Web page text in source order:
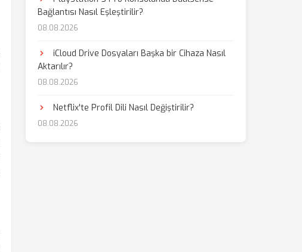
Bağlantısı Nasıl Eşleştirilir?
08.08.2026
iCloud Drive Dosyaları Başka bir Cihaza Nasıl
Aktarılır?
08.08.2026
Netflix'te Profil Dili Nasıl Değiştirilir?
08.08.2026